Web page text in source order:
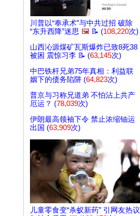
川普以“奉承术”与中共过招 破除
“东升西降”迷思 🖼️ 📝 (108,220次)
山西沁源煤矿瓦斯爆炸已致8死38
被困 震惊习李 📝 (63,145次)
中巴铁杆兄弟75年真相：利益联
姻下的债务陷阱 (64,823次)
普京与习称兄道弟 不怕沾上共产
厄运？ (78,039次)
伊朗最高领袖下令 禁止浓缩铀运
出国 (63,909次)
儿童零食变“杀蚁新药” 引网友热议